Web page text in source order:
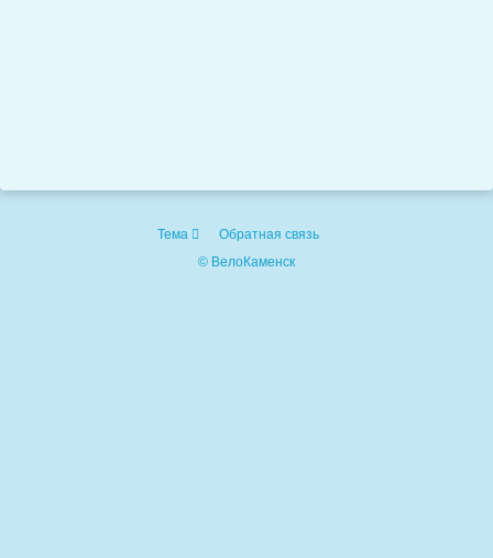
Тема
Обратная связь
© ВелоКаменск